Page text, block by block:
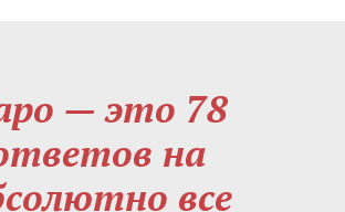
— это 78
на
все